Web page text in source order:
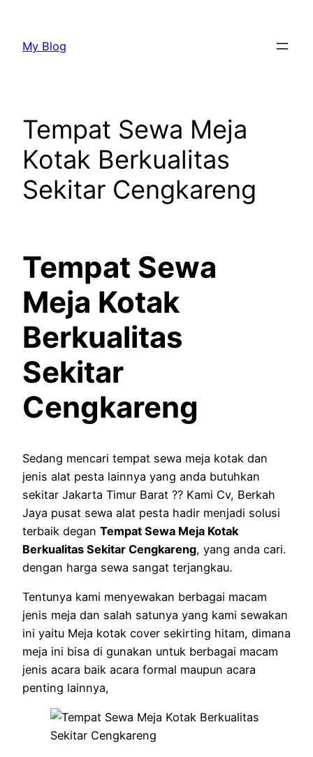
konten
My Blog
Tempat Sewa Meja
Kotak Berkualitas
Sekitar Cengkareng
Tempat Sewa
Meja Kotak
Berkualitas
Sekitar
Cengkareng
Sedang mencari tempat sewa meja kotak dan
jenis alat pesta lainnya yang anda butuhkan
sekitar Jakarta Timur Barat ?? Kami Cv, Berkah
Jaya pusat sewa alat pesta hadir menjadi solusi
terbaik degan Tempat Sewa Meja Kotak
Berkualitas Sekitar Cengkareng, yang anda cari.
dengan harga sewa sangat terjangkau.
Tentunya kami menyewakan berbagai macam
jenis meja dan salah satunya yang kami sewakan
ini yaitu Meja kotak cover sekirting hitam, dimana
meja ini bisa di gunakan untuk berbagai macam
jenis acara baik acara formal maupun acara
penting lainnya,